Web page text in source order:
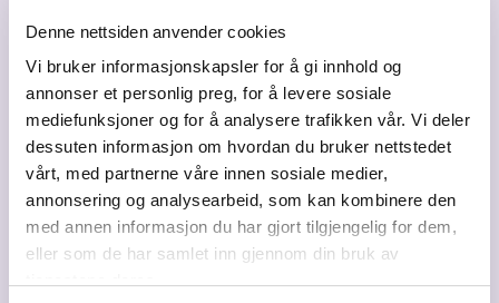
Denne nettsiden anvender cookies
Vi bruker informasjonskapsler for å gi innhold og
annonser et personlig preg, for å levere sosiale
mediefunksjoner og for å analysere trafikken vår. Vi deler
dessuten informasjon om hvordan du bruker nettstedet
vårt, med partnerne våre innen sosiale medier,
annonsering og analysearbeid, som kan kombinere den
med annen informasjon du har gjort tilgjengelig for dem,
eller som de har samlet inn gjennom din bruk av
91197742
Bilder